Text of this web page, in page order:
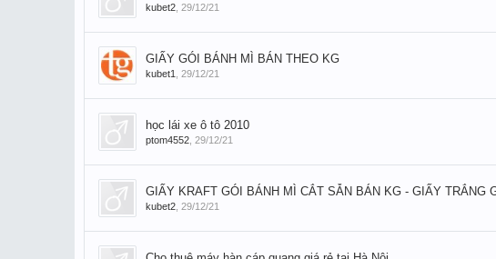
kubet2 29/12/21
GIẤY GÓI BÁNH MÌ BÁN THEO KG
kubet1 29/12/21
học lái xe ô tô 2010
ptom4552 29/12/21
GIẤY KRAFT GÓI BÁNH MÌ CẮT SẴN BÁN KG - GIẤY TRẮNG
kubet2 29/12/21